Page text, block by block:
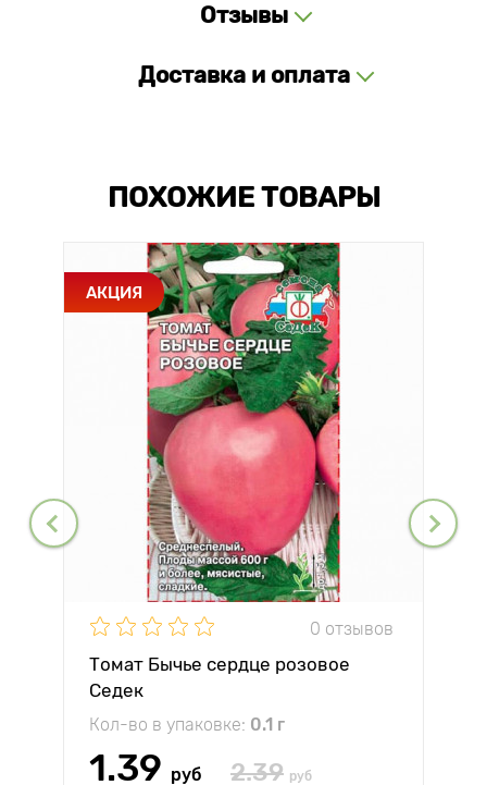
Отзывы
Доставка и оплата
ПОХОЖИЕ ТОВАРЫ
АКЦИЯ
0 отзывов
Томат Бычье сердце розовое
Седек
Кол-во в упаковке: 0.1 г
1.39 руб 2.39 руб